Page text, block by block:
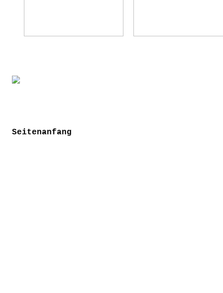
Seitenanfang